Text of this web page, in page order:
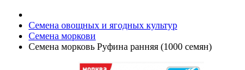
Семена овощных и ягодных культур
Семена моркови
Семена морковь Руфина ранняя (1000 семян)